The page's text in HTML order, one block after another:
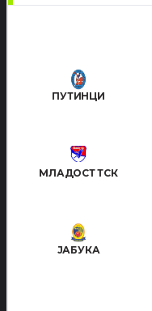
ПУТИНЦИ
МЛАДОСТ ТСК
ЈАБУКА